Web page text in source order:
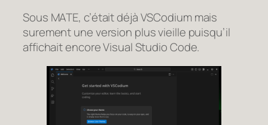
Sous MATE, c’était déjà VSCodium mais
surement une version plus vieille puisqu’il
affichait encore Visual Studio Code.